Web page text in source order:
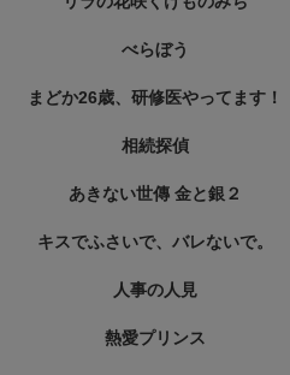
べらぼう
まどか26歳、研修医やってます！
相続探偵
あきない世傳 金と銀２
キスでふさいで、バレないで。
人事の人見
熱愛プリンス